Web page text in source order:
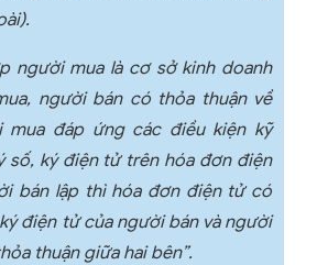
người mua là cơ sở kinh doanh
người bán có thỏa thuận về
mua đáp ứng các điều kiện kỹ
số, ký điện tử trên hóa đơn điện
bán lập thì hóa đơn điện tử có
điện tử của người bán và người
thuận giữa hai bên”.